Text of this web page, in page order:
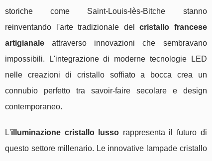
storiche come Saint-Louis-lès-Bitche stanno
reinventando l'arte tradizionale delcristallo francese
artigianale attraverso innovazioni che sembravano
impossibili. L'integrazione di moderne tecnologie LED
nelle creazioni di cristallo soffiato a bocca crea un
connubio perfetto tra savoir-faire secolare e design
contemporaneo.
L'illuminazione cristallo lusso rappresenta il futuro di
questo settore millenario. Le innovative lampade cristallo